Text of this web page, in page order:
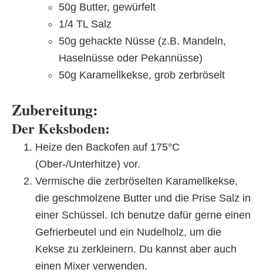
50g Butter, gewürfelt
1/4 TL Salz
50g gehackte Nüsse (z.B. Mandeln,
Haselnüsse oder Pekannüsse)
50g Karamellkekse, grob zerbröselt
Zubereitung:
Der Keksboden:
Heize den Backofen auf 175°C
(Ober-/Unterhitze) vor.
Vermische die zerbröselten Karamellkekse,
die geschmolzene Butter und die Prise Salz in
einer Schüssel. Ich benutze dafür gerne einen
Gefrierbeutel und ein Nudelholz, um die
Kekse zu zerkleinern. Du kannst aber auch
einen Mixer verwenden.